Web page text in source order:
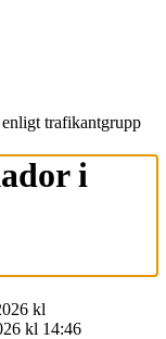
trafikantgrupp
i
kl
kl 14:46